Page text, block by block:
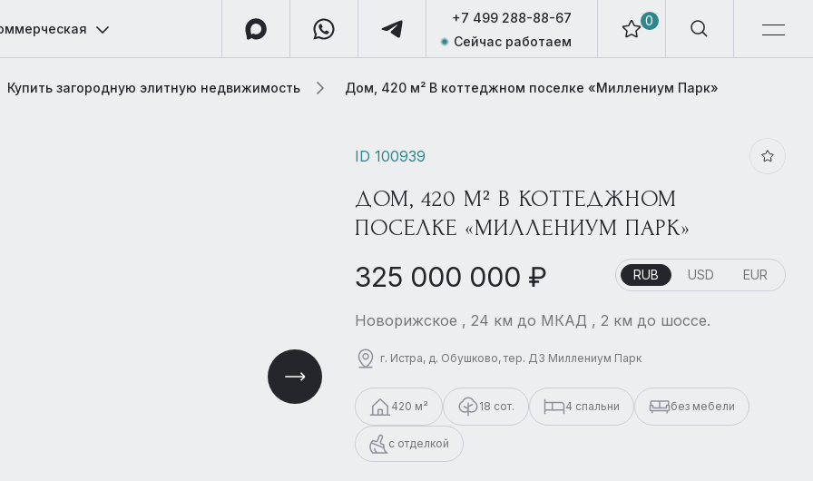
0
+7 499 288-88-67
Сейчас работаем
Купить загородную элитную недвижимость Дом, 420 м² В коттеджном поселке «Миллениум Парк»
ID 100939
ДОМ, 420 М² В КОТТЕДЖНОМ
ПОСЕЛКЕ «МИЛЛЕНИУМ ПАРК»
325 000 000 ₽ RUB USD EUR
Новорижское , 24 км до МКАД , 2 км до шоссе.
г. Истра, д. Обушково, тер. ДЗ Миллениум Парк
420 м² 18 сот. 4 спальни без мебели
с отделкой